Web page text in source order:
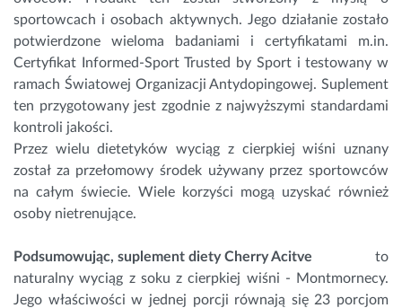
sportowcach i osobach aktywnych. Jego działanie zostało
potwierdzone wieloma badaniami i certyfikatami m.in.
Certyfikat Informed-Sport Trusted by Sport i testowany w
ramach Światowej Organizacji Antydopingowej. Suplement
ten przygotowany jest zgodnie z najwyższymi standardami
kontroli jakości.
Przez wielu dietetyków wyciąg z cierpkiej wiśni uznany
został za przełomowy środek używany przez sportowców
na całym świecie. Wiele korzyści mogą uzyskać również
osoby nietrenujące.
Podsumowując, suplement diety Cherry Acitve to
naturalny wyciąg z soku z cierpkiej wiśni - Montmornecy.
Jego właściwości w jednej porcji równają się 23 porcjom